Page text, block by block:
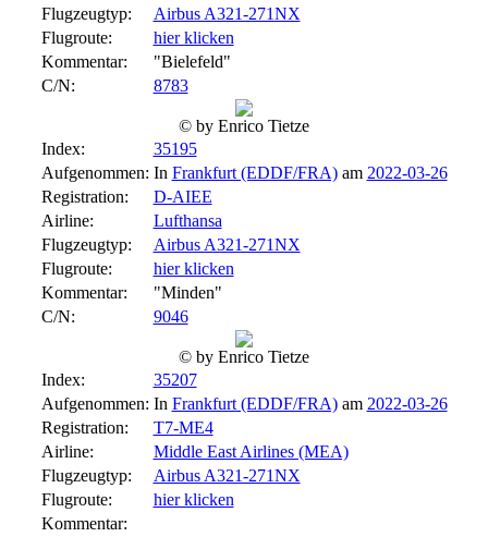
Flugzeugtyp:
Airbus A321-271NX
Flugroute:
hier klicken
Kommentar:
"Bielefeld"
C/N:
8783
© by Enrico Tietze
Index:
35195
Aufgenommen: In Frankfurt (EDDF/FRA)am 2022-03-26
Registration:
D-AIEE
Airline:
Lufthansa
Flugzeugtyp:
Airbus A321-271NX
Flugroute:
hier klicken
Kommentar:
"Minden"
C/N:
9046
© by Enrico Tietze
Index:
35207
Aufgenommen: In Frankfurt (EDDF/FRA)am 2022-03-26
Registration:
T7-ME4
Airline:
Middle East Airlines (MEA)
Flugzeugtyp:
Airbus A321-271NX
Flugroute:
hier klicken
Kommentar: